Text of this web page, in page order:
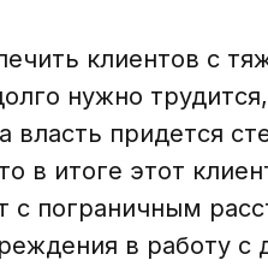
клиентов с
нужно
придется
в итоге этот
с пограничным
в работу